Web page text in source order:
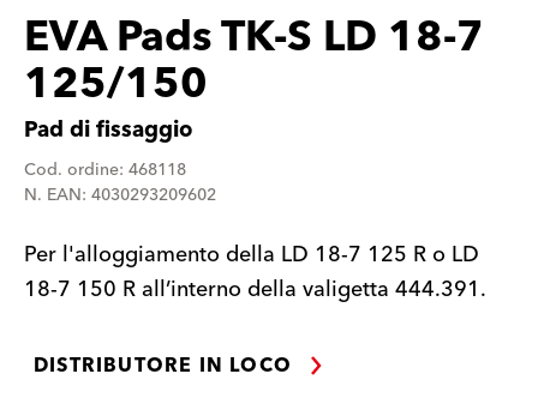
EVA Pads TK-S LD 18-7
125/150
Pad di fissaggio
Cod. ordine: 468118
N. EAN: 4030293209602
Per l'alloggiamento della LD 18-7 125 R o LD
18-7 150 R all’interno della valigetta 444.391.
DISTRIBUTORE IN LOCO